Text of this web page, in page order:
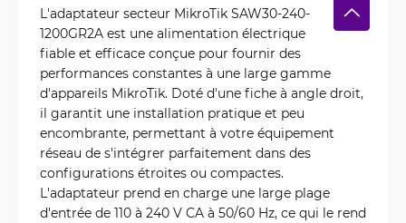
L'adaptateur secteur MikroTik SAW30-240-
1200GR2A est une alimentation électrique
fiable et efficace conçue pour fournir des
performances constantes à une large gamme
d'appareils MikroTik. Doté d'une fiche à angle droit,
il garantit une installation pratique et peu
encombrante, permettant à votre équipement
réseau de s'intégrer parfaitement dans des
configurations étroites ou compactes.
L'adaptateur prend en charge une large plage
d'entrée de 110 à 240 V CA à 50/60 Hz, ce qui le rend